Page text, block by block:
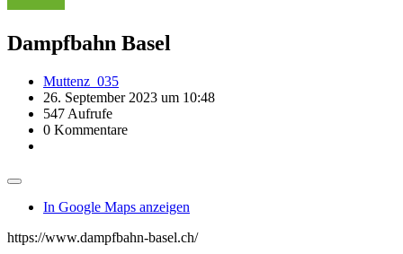
Dampfbahn Basel
Muttenz_035
26. September 2023 um 10:48
547 Aufrufe
0 Kommentare
In Google Maps anzeigen
https://www.dampfbahn-basel.ch/